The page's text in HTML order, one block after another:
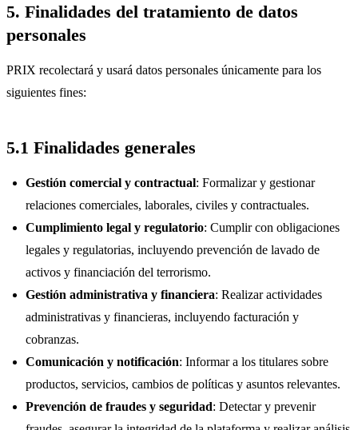
5. Finalidades del tratamiento de datos
personales
PRIX recolectará y usará datos personales únicamente para los
siguientes fines:
5.1 Finalidades generales
Gestión comercial y contractual: Formalizar y gestionar
relaciones comerciales, laborales, civiles y contractuales.
Cumplimiento legal y regulatorio: Cumplir con obligaciones
legales y regulatorias, incluyendo prevención de lavado de
activos y financiación del terrorismo.
Gestión administrativa y financiera: Realizar actividades
administrativas y financieras, incluyendo facturación y
cobranzas.
Comunicación y notificación: Informar a los titulares sobre
productos, servicios, cambios de políticas y asuntos relevantes.
Prevención de fraudes y seguridad: Detectar y prevenir